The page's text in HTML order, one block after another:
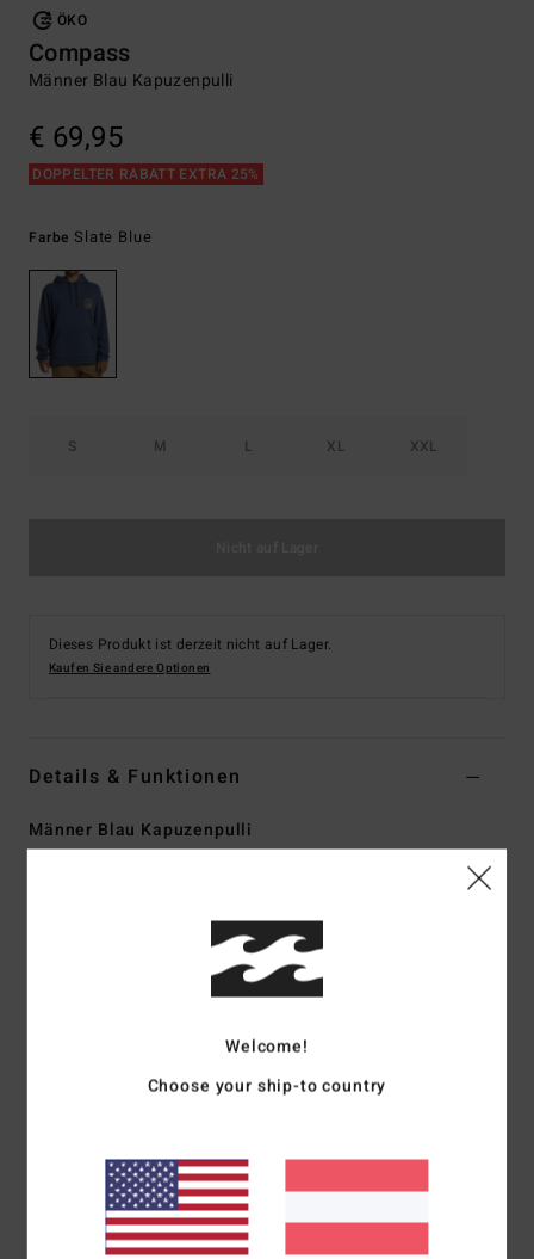
ÖKO
Compass
Männer Blau Kapuzenpulli
€ 69,95
DOPPELTER RABATT EXTRA 25%
Farbe Slate Blue
S M L XL XXL
Dieses Produkt ist derzeit nicht auf Lager.
Kaufen Sie andere Optionen
Details & Funktionen
Männer Blau Kapuzenpulli
Adventure-Division-Kollektion
Polyester und 40 % Baumwolle [280 g/m2]
Stretch aus recycelten PET-Plastikflaschen
Ärmel:Lange Ärmel
Verschluss:Pullover-Style
Tasche:Kängurutaschen mit Reißverschluss
Logo:Adventure-Division-Logolabels
Welcome!
Choose your ship-to country